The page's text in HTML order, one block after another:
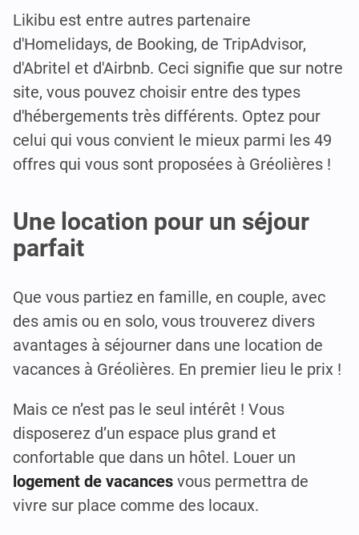
Likibu est entre autres partenaire
d'Homelidays, de Booking, de TripAdvisor,
d'Abritel et d'Airbnb. Ceci signifie que sur notre
site, vous pouvez choisir entre des types
d'hébergements très différents. Optez pour
celui qui vous convient le mieux parmi les 49
offres qui vous sont proposées à Gréolières !
Une location pour un séjour
parfait
Que vous partiez en famille, en couple, avec
des amis ou en solo, vous trouverez divers
avantages à séjourner dans une location de
vacances à Gréolières. En premier lieu le prix !
Mais ce n’est pas le seul intérêt ! Vous
disposerez d’un espace plus grand et
confortable que dans un hôtel. Louer un
logement de vacances vous permettra de
vivre sur place comme des locaux.